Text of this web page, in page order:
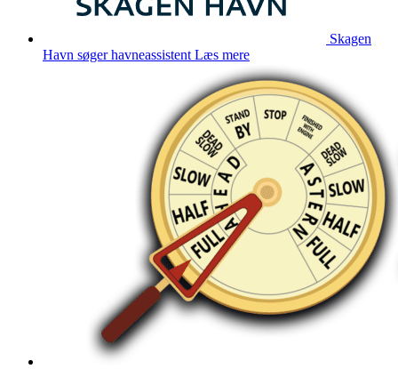
Skagen
Havn søger havneassistent Læs mere